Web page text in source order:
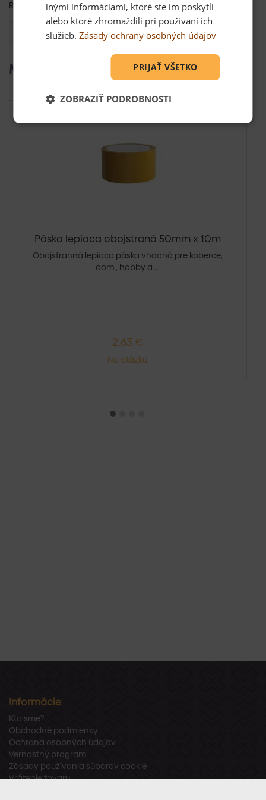
Rozmer: 50mm x 10m
Mohlo by Vás zaujímať
Páska lepiaca obojstraná 50mm x 10m
Obojstranná lepiaca páska vhodná pre koberce,
dom., hobby a ...
2,63 €
Na otázku
Informácie
Kto sme?
Obchodné podmienky
Ochrana osobných údajov
Vernostný program
Zásady používania súborov cookie
Vrátenie tovaru
inými informáciami, ktoré ste im poskytli
alebo ktoré zhromaždili pri používaní ich
služieb.Zásady ochrany osobných údajov
PRIJAŤ VŠETKO
ZOBRAZIŤ PODROBNOSTI